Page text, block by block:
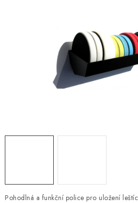
CHEMIE - BEZKONTAKTNÍ MYČKY
HODNOCENÍ OBCHODU
Jak nakupovat
Pohodlná a funkční police pro uložení